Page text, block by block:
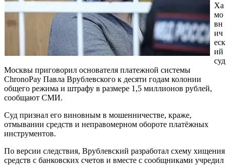
Ха
мо
вн
ич
еск
ий
суд
Москвы приговорил основателя платежной системы
ChronoPay Павла Врублевского к десяти годам колонии
общего режима и штрафу в размере 1,5 миллионов рублей,
сообщают СМИ.
Суд признал его виновным в мошенничестве, краже,
отмывании средств и неправомерном обороте платёжных
инструментов.
По версии следствия, Врублевский разработал схему хищения
средств с банковских счетов и вместе с сообщниками учредил